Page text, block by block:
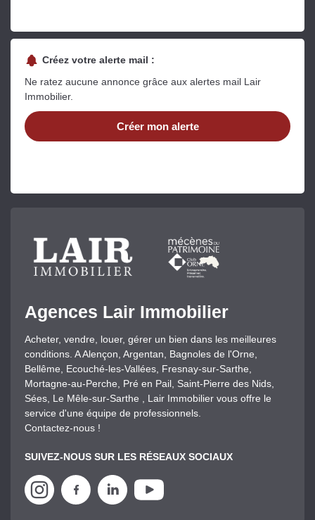
Créez votre alerte mail :
Ne ratez aucune annonce grâce aux alertes mail Lair
Immobilier.
Créer mon alerte
Agences Lair Immobilier
Acheter, vendre, louer, gérer un bien dans les meilleures
conditions. A Alençon, Argentan, Bagnoles de l'Orne,
Bellême, Ecouché-les-Vallées, Fresnay-sur-Sarthe,
Mortagne-au-Perche, Pré en Pail, Saint-Pierre des Nids,
Sées, Le Mêle-sur-Sarthe , Lair Immobilier vous offre le
service d'une équipe de professionnels.
Contactez-nous !
SUIVEZ-NOUS SUR LES RÉSEAUX SOCIAUX